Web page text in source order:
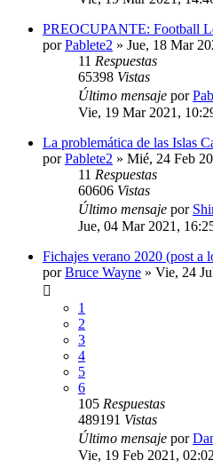
PREOCUPANTE: Football
porPablete2 » Jue, 18 Mar
11 Respuestas
65398 Vistas
Último mensaje por
Vie, 19 Mar 2021,
La problemática de las Islas
porPablete2 » Mié, 24 Feb
11 Respuestas
60606 Vistas
Último mensaje por
Jue, 04 Mar 2021,
Fichajes verano 2020 (post a
porBruce Wayne » Vie, 24
1
2
3
4
5
6
105 Respuestas
489191 Vistas
Último mensaje por
Vie, 19 Feb 2021, 02:02